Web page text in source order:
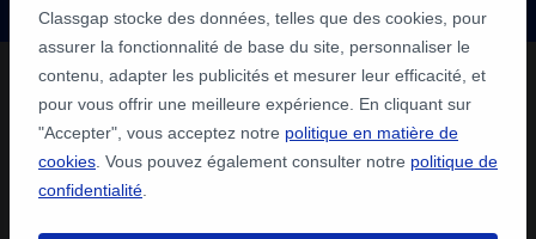
Classgap stocke des données, telles que des cookies, pour
assurer la fonctionnalité de base du site, personnaliser le
contenu, adapter les publicités et mesurer leur efficacité, et
pour vous offrir une meilleure expérience. En cliquant sur
"Accepter", vous acceptez notre politique en matière de
cookies . Vous pouvez également consulter notre politique de
confidentialité